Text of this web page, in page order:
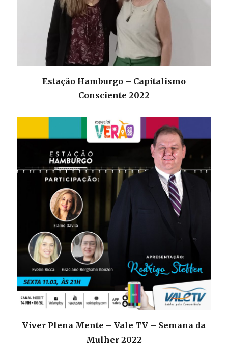
Estação Hamburgo – Capitalismo
Consciente 2022
Viver Plena Mente – Vale TV – Semana da
Mulher 2022